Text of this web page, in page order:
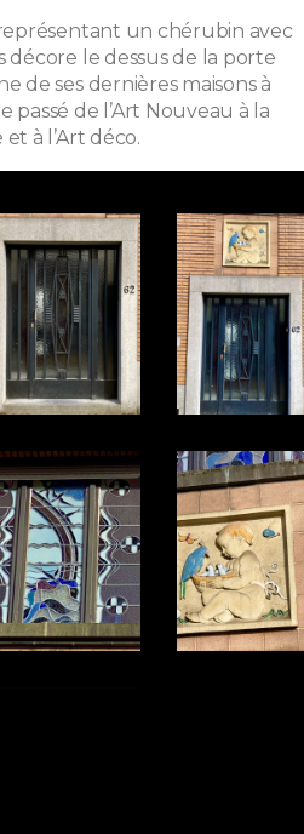
un chérubin avec
décore le dessus de la porte
de ses dernières maisons à
passé de l’Art Nouveau à la
à l’Art déco.